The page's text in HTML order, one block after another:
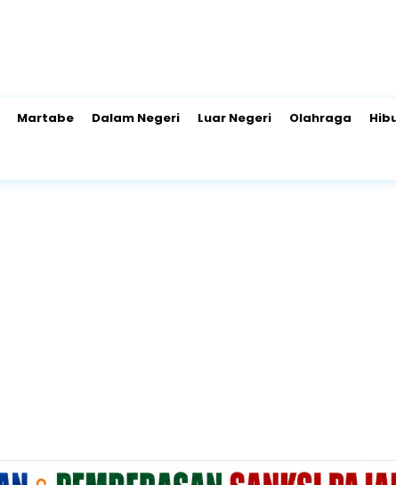
Martabe Dalam Negeri Luar Negeri Olahraga